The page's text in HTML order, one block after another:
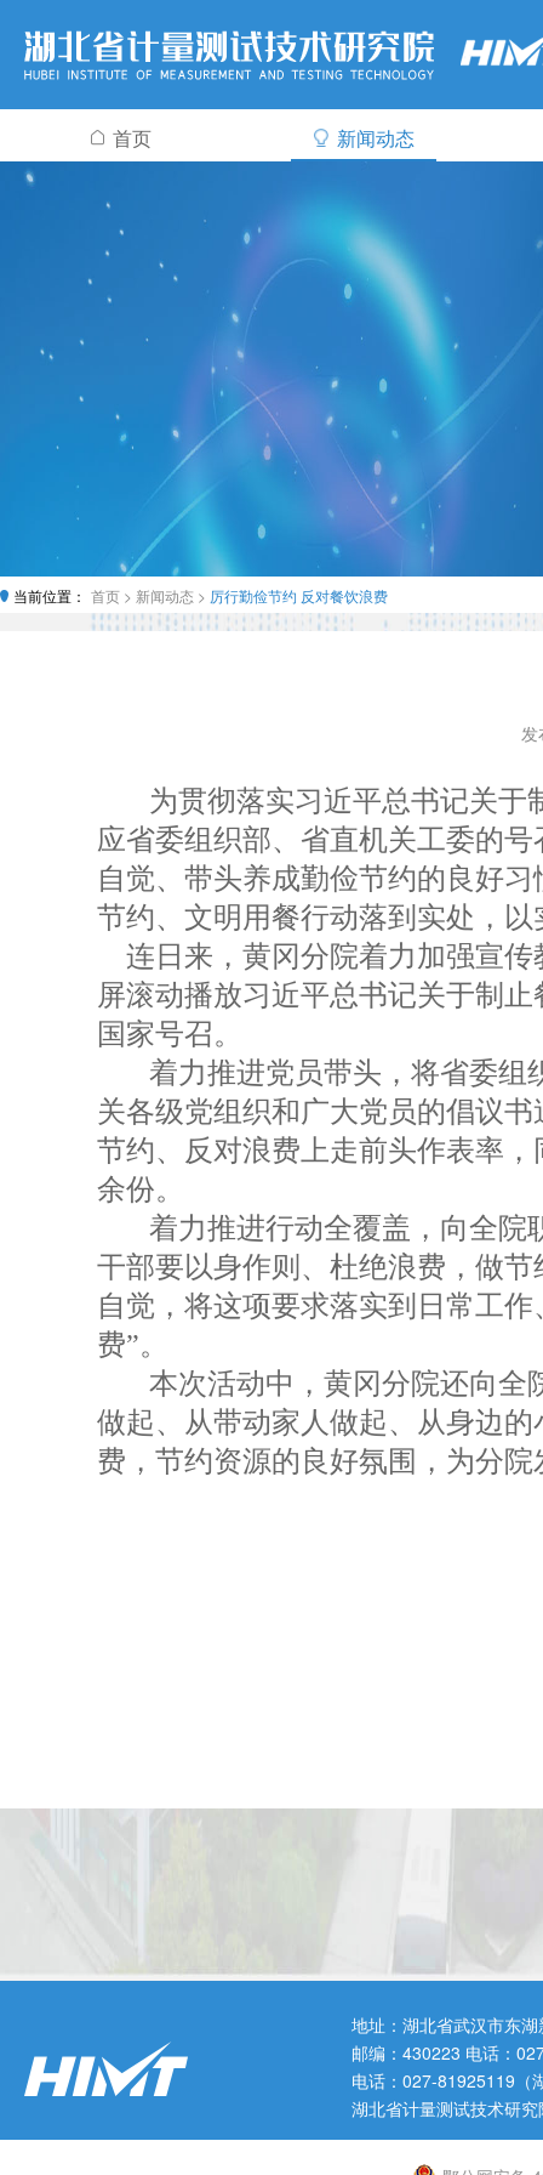
首页 新闻动态
当前位置： 首页 > 新闻动态 > 厉行勤俭节约 反对餐饮浪费
发
为贯彻落实习近平总书记关
应省委组织部、省直机关工委的
自觉、带头养成勤俭节约的良好
节约、文明用餐行动落到实处，
连日来，黄冈分院着力加强宣传
屏滚动播放习近平总书记关于制
国家号召。
着力推进党员带头，将省委组
关各级党组织和广大党员的倡议
节约、反对浪费上走前头作表率
余份。
着力推进行动全覆盖，向全院
干部要以身作则、杜绝浪费，做
自觉，将这项要求落实到日常工
费”。
本次活动中，黄冈分院还向全
做起、从带动家人做起、从身边
费，节约资源的良好氛围，为分
地址：湖北省武汉市东
邮编：430223 电话：
电话：027-81925119（
湖北省计量测试技术研